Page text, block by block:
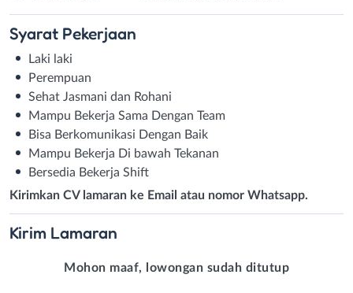
Syarat Pekerjaan
Laki laki
Perempuan
Sehat Jasmani dan Rohani
Mampu Bekerja Sama Dengan Team
Bisa Berkomunikasi Dengan Baik
Mampu Bekerja Di bawah Tekanan
Bersedia Bekerja Shift
Kirimkan CV lamaran ke Email atau nomor Whatsapp.
Kirim Lamaran
Mohon maaf, lowongan sudah ditutup